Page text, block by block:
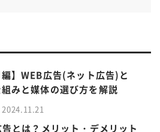
編】WEB広告(ネット広告)と
みと媒体の選び方を解説
とは？メリット・デメリット